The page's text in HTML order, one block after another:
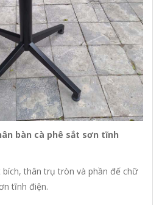
bàn cà phê sắt sơn tĩnh
bích, thân trụ tròn và phần đế chữ
tĩnh điện.